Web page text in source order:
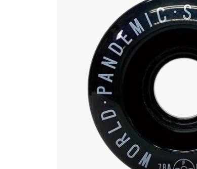
Accessories & Goods
Skate Bags & Cases